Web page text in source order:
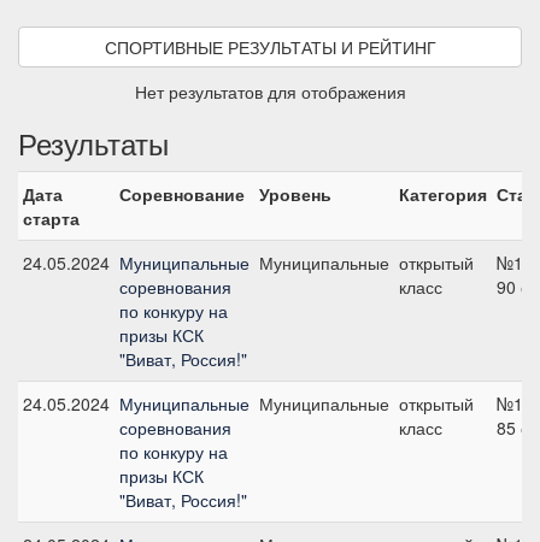
СПОРТИВНЫЕ РЕЗУЛЬТАТЫ И РЕЙТИНГ
Нет результатов для отображения
Результаты
Дата
старта
Соревнование Уровень Категория
24.05.2024 Муниципальные
соревнования
по конкуру на
призы КСК
"Виват, Россия!"
Муниципальные открытый
класс
№14,
90 см
24.05.2024 Муниципальные
соревнования
по конкуру на
призы КСК
"Виват, Россия!"
Муниципальные открытый
класс
№12,
85 см